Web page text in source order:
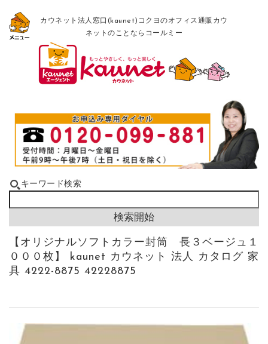
カウネット法人窓口(kaunet)コクヨのオフィス通販カウ
ネットのことならコールミー
キーワード検索
【オリジナルソフトカラー封筒 長３ベージュ１
０００枚】 kaunet カウネット 法人 カタログ 家
具 4222-8875 42228875